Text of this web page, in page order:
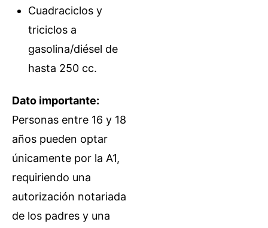
Cuadraciclos y
triciclos a
gasolina/diésel de
hasta 250 cc.
Dato importante:
Personas entre 16 y 18
años pueden optar
únicamente por la A1,
requiriendo una
autorización notariada
de los padres y una